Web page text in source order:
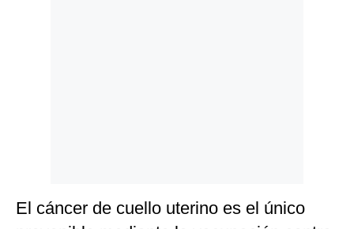
El cáncer de cuello uterino es el único